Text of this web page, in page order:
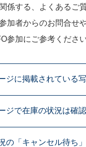
問
ジの利用方法
問
る
問
ついて
ついて
送と通常発送について
料について
ったら
る
登録する
係する、よくあるご
加者からのお問合せ
参加にご参考ください
ジに掲載されている
ジで在庫の状況は確
の「キャンセル待ち